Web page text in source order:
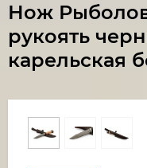
Нож
рукоять
карельская